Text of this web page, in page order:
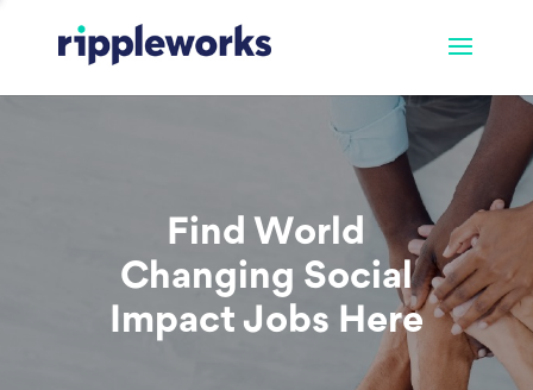
Find World
Changing Social
Impact Jobs Here